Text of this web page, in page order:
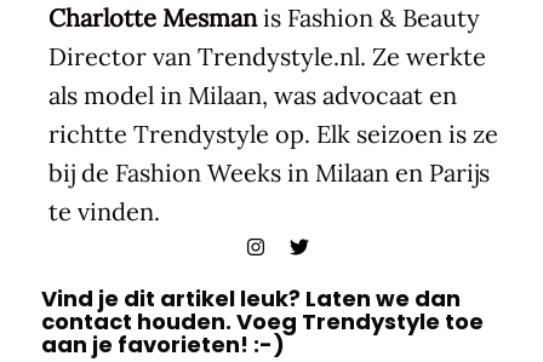
Charlotte Mesmanis Fashion & Beauty
Director van Trendystyle.nl. Ze werkte
als model in Milaan, was advocaat en
richtte Trendystyle op. Elk seizoen is ze
bij de Fashion Weeks in Milaan en Parijs
te vinden.
Vind je dit artikel leuk? Laten we dan
contact houden. Voeg Trendystyle toe
aan je favorieten! :-)